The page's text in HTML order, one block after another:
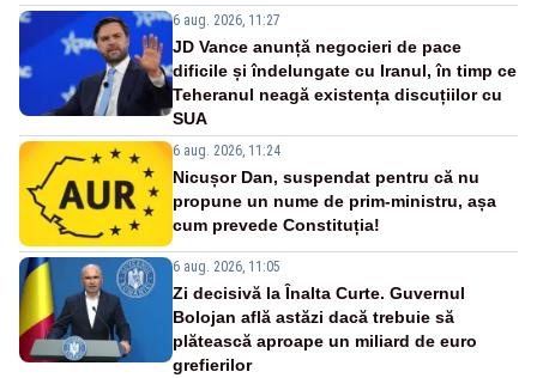
6 aug. 2026, 11:27
JD Vance anunță negocieri de pace
dificile și îndelungate cu Iranul, în timp ce
Teheranul neagă existența discuțiilor cu
SUA
6 aug. 2026, 11:24
Nicușor Dan, suspendat pentru că nu
propune un nume de prim-ministru, așa
cum prevede Constituția!
6 aug. 2026, 11:05
Zi decisivă la Înalta Curte. Guvernul
Bolojan află astăzi dacă trebuie să
plătească aproape un miliard de euro
grefierilor